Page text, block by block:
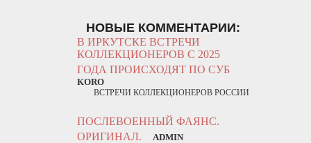
НОВЫЕ КОММЕНТАРИИ:
В ИРКУТСКЕ ВСТРЕЧИ
КОЛЛЕКЦИОНЕРОВ С 2025
ГОДА ПРОИСХОДЯТ ПО СУБ
KORO
ВСТРЕЧИ КОЛЛЕКЦИОНЕРОВ РОССИИ
ПОСЛЕВОЕННЫЙ ФАЯНС.
ОРИГИНАЛ.
ADMIN